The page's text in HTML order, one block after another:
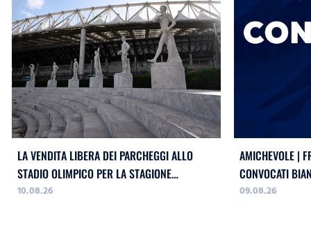
LA VENDITA LIBERA DEI PARCHEGGI ALLO
STADIO OLIMPICO PER LA STAGIONE
2026/2027
10.08.26
AMICHEVOLE |
CONVOCATI
09.08.26